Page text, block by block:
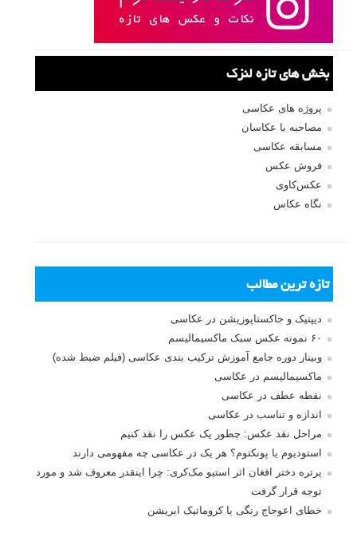
بخش های تازه لنزک
پروژه های عکاسی
مصاحبه با عکاسان
مسابقه عکاسی
فروش عکس
عکس‌کاوی
نگاه عکاس
تازه ترین مطالب
دیپتیک و جاکستا‌پوزیشن در عکاسی
۶۰ نمونه عکس سبک ماکسیمالیسم
وبینار دوره جامع آموزش ترکیب بندی عکاسی (فیلم ضبط شده)
ماکسیمالیسم در عکاسی
نقطه عطف در عکاسی
اندازه و تناسب در عکاسی
مراحل نقد عکس: چطور یک عکس را نقد کنیم
استودیوم یا پونکتوم؟ هر یک در عکاسی چه مفهومی دارند
پرتره دختر افغان اثر استیو مک‌کری: چرا اینقدر معروف شد و مورد
توجه قرار گرفت
خطای اعوجاج رنگی یا کروماتیک ابریشن